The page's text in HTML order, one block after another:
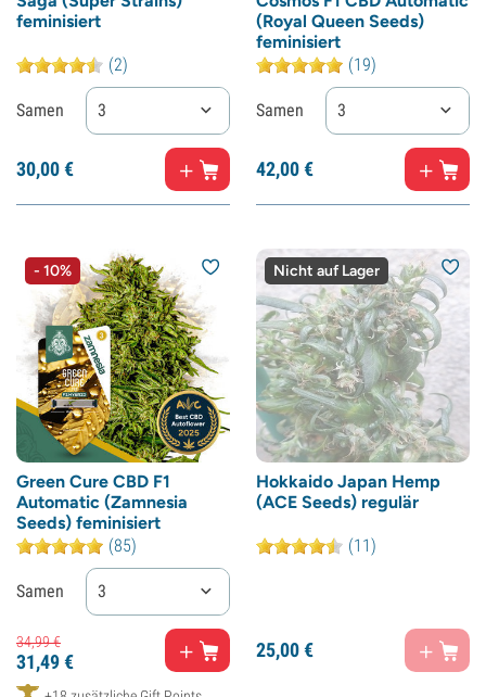
feminisiert
(2)
Samen 3
30,00€
(Royal Queen Seeds)
feminisiert
(19)
Samen 3
42,00€
- 10%
Green Cure CBD F1
Automatic (Zamnesia
Seeds) feminisiert
(85)
Samen 3
34,99€
31,49€
Nicht auf Lager
Hokkaido Japan Hemp
(ACE Seeds) regulär
(11)
25,00€